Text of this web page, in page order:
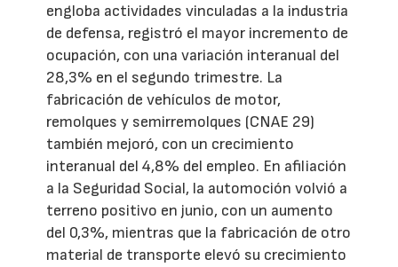
engloba actividades vinculadas a la industria
de defensa, registró el mayor incremento de
ocupación, con una variación interanual del
28,3% en el segundo trimestre. La
fabricación de vehículos de motor,
remolques y semirremolques (CNAE 29)
también mejoró, con un crecimiento
interanual del 4,8% del empleo. En afiliación
a la Seguridad Social, la automoción volvió a
terreno positivo en junio, con un aumento
del 0,3%, mientras que la fabricación de otro
material de transporte elevó su crecimiento